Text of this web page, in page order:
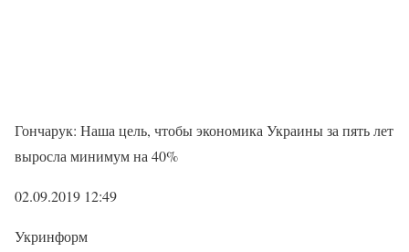
Гончарук: Наша цель, чтобы экономика Украины за пять лет
выросла минимум на 40%
02.09.2019 12:49
Укринформ